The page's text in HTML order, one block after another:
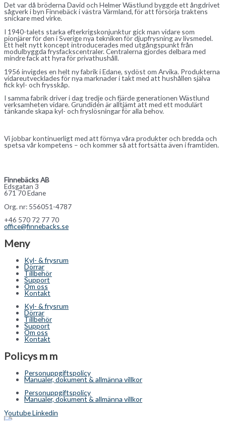
Det var då bröderna David och Helmer Wästlund byggde ett ångdrivet
sågverk i byn Finnebäck i västra Värmland, för att försörja traktens
snickare med virke.
I 1940-talets starka efterkrigskonjunktur gick man vidare som
pionjärer för den i Sverige nya tekniken för djupfrysning av livsmedel.
Ett helt nytt koncept introducerades med utgångspunkt från
modulbyggda frysfackscentraler. Centralerna gjordes delbara med
mindre fack att hyra för privathushåll.
1956 invigdes en helt ny fabrik i Edane, sydöst om Arvika. Produkterna
vidareutvecklades för nya marknader i takt med att hushållen själva
fick kyl- och frysskåp.
I samma fabrik driver i dag tredje och fjärde generationen Wästlund
verksamheten vidare. Grundidén är alltjämt att med ett modulärt
tänkande skapa kyl- och fryslösningar för alla behov.
Vi jobbar kontinuerligt med att förnya våra produkter och bredda och
spetsa vår kompetens – och kommer så att fortsätta även i framtiden.
Finnebäcks AB
Edsgatan 3
671 70 Edane
Org. nr: 556051-4787
+46 570 72 77 70
office@finnebacks.se
Meny
Kyl- & frysrum
Dörrar
Tillbehör
Support
Om oss
Kontakt
Kyl- & frysrum
Dörrar
Tillbehör
Support
Om oss
Kontakt
Policys m m
Personuppgiftspolicy
Manualer, dokument & allmänna villkor
Personuppgiftspolicy
Manualer, dokument & allmänna villkor
YoutubeLinkedin